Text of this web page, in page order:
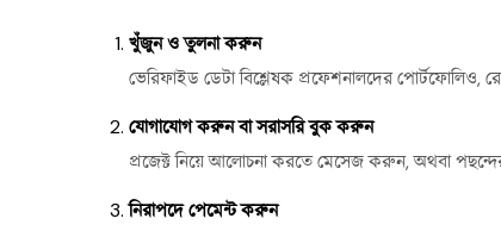
খুঁজুন ও তুলনা করুন
ভেরিফাইড ডেটা বিশ্লেষক প্রফেশনালদের পোর্টফোলিও,
যোগাযোগ করুন বা সরাসরি বুক করুন
প্রজেক্ট নিয়ে আলোচনা করতে মেসেজ করুন, অথবা
নিরাপদে পেমেন্ট করুন